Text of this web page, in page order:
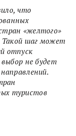
что
«желтого»
Такой шаг может
отпуск
не будет
туристов